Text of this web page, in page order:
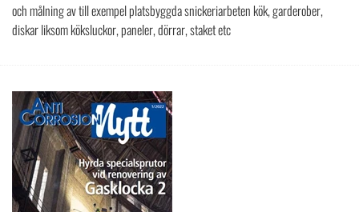
och målning av till exempel platsbyggda snickeriarbeten kök, garderober,
diskar liksom köksluckor, paneler, dörrar, staket etc